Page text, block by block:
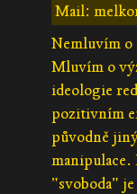
Mail:
Nemluvím o
Mluvím o
ideologie
pozitivním
původně
manipulace.
"svoboda"